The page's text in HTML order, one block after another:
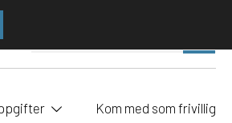
Kom med som frivillig